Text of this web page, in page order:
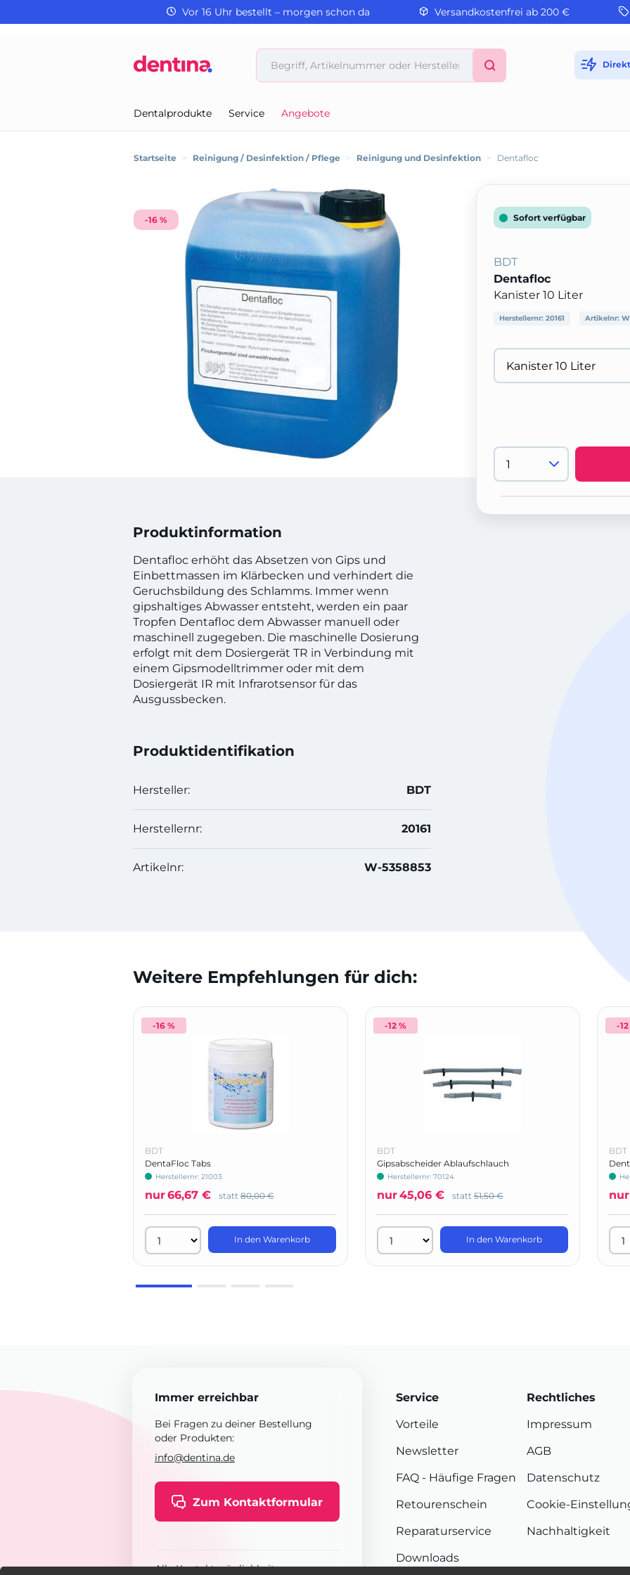
Vor 16 Uhr bestellt – morgen schon da Versandkostenfrei ab 200 €
Dentalprodukte Service Angebote
Startseite > Reinigung / Desinfektion / Pflege > Reinigung und Desinfektion > Dentafloc
-16 %
Produktinformation
Dentafloc erhöht das Absetzen von Gips und
Einbettmassen im Klärbecken und verhindert die
Geruchsbildung des Schlamms. Immer wenn
gipshaltiges Abwasser entsteht, werden ein paar
Tropfen Dentafloc dem Abwasser manuell oder
maschinell zugegeben. Die maschinelle Dosierung
erfolgt mit dem Dosiergerät TR in Verbindung mit
einem Gipsmodelltrimmer oder mit dem
Dosiergerät IR mit Infrarotsensor für das
Ausgussbecken.
Produktidentifikation
Hersteller: BDT
Herstellernr: 20161
Artikelnr: W-5358853
Sofort verfügbar
BDT
Dentafloc
Kanister 10 Liter
Herstellernr: 20161 Artikelnr:
Weitere Empfehlungen für dich:
-16 %
BDT
DentaFloc Tabs
Herstellernr: 21003
nur66,67 € statt 80,00 €
In den Warenkorb
-12 %
BDT
Gipsabscheider Ablaufschlauch
Herstellernr: 70124
nur45,06 € statt 51,50 €
In den Warenkorb
-
BDT
nur
Immer erreichbar
Bei Fragen zu deiner Bestellung
oder Produkten:
info@dentina.de
Zum Kontaktformular
Alle Kontaktmöglichkeiten
Service
Vorteile
Newsletter
FAQ - Häufige Fragen
Retourenschein
Reparaturservice
Downloads
Rechtliches
Impressum
AGB
Datenschutz
Cookie-
Nachhaltigkeit